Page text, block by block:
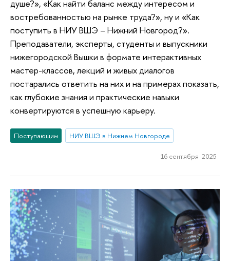
душе?», «Как найти баланс между интересом и
востребованностью на рынке труда?», ну и «Как
поступить в НИУ ВШЭ – Нижний Новгород?».
Преподаватели, эксперты, студенты и выпускники
нижегородской Вышки в формате интерактивных
мастер-классов, лекций и живых диалогов
постарались ответить на них и на примерах показать,
как глубокие знания и практические навыки
конвертируются в успешную карьеру.
Поступающим НИУ ВШЭ в Нижнем Новгороде
16 сентября 2025